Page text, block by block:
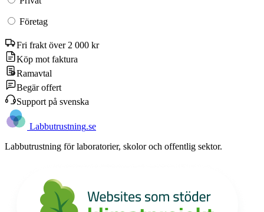
Företag
Fri frakt över 2 000 kr
Köp mot faktura
Ramavtal
Begär offert
Support på svenska
Labbutrustning.se
Labbutrustning för laboratorier, skolor och offentlig sektor.